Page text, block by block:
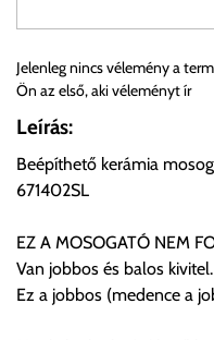
Személyes átvétel:
Önnek lehetősége van
ingyenesen átvenni
előre egyeztetett
Szállítási díjak:
Jelenleg nincs vélemény a
Ön az első, aki véleményt ír
Leírás:
Beépíthető kerámia
671402SL
EZ A MOSOGATÓ NEM
Van jobbos és balos kivitel.
Ez a jobbos (medence a